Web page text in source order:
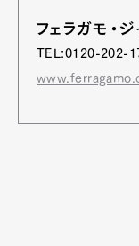
フェラガモ・
TEL:0120-202-